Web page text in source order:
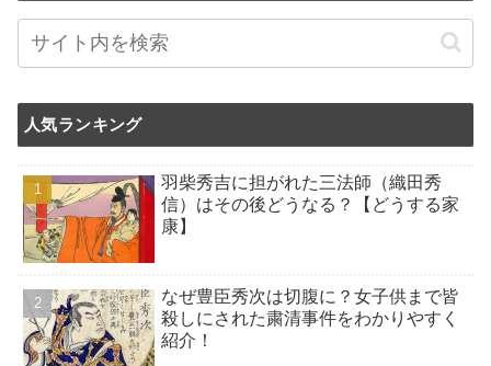
人気ランキング
羽柴秀吉に担がれた三法師（織田秀
信）はその後どうなる？【どうする家
康】
なぜ豊臣秀次は切腹に？女子供まで皆
殺しにされた粛清事件をわかりやすく
紹介！